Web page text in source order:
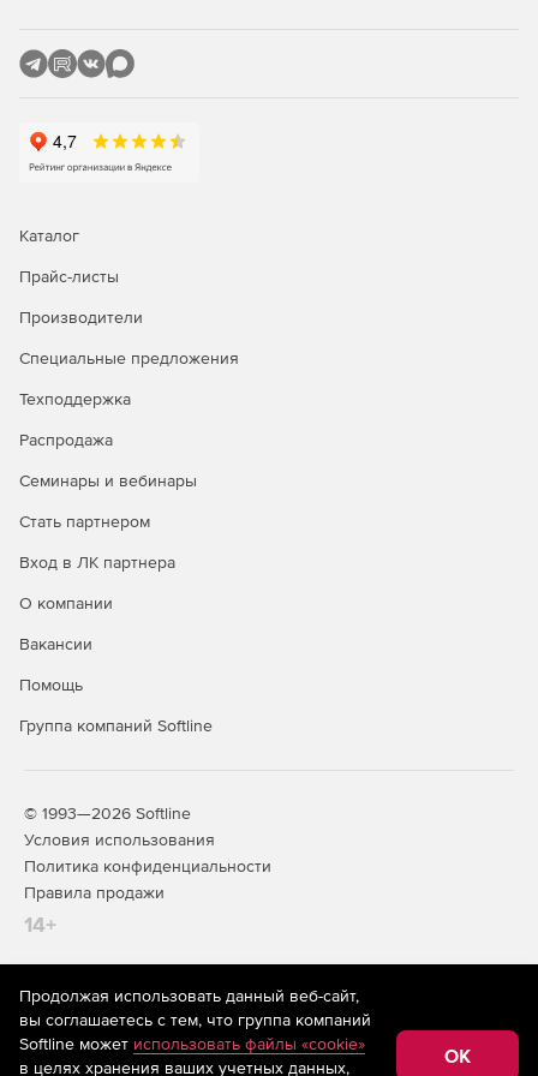
течения в соответствии со справочником Идельчика и
современными методами расчета многофазных течений.
цветового выделения, наглядно показывающего
элементы, ответственные за наибольшие гидравлические
потери.
Каталог
Прайс-листы
Производители
Специальные предложения
Техподдержка
Распродажа
Семинары и вебинары
Стать партнером
Вход в ЛК партнера
О компании
Вакансии
Помощь
Группа компаний Softline
© 1993—2026 Softline
Условия использования
Политика конфиденциальности
Правила продажи
14+
На информационном ресурсе store.softline.ru применяются
рекомендательные технологии(информационные технологии
предоставления информации на основе сбора,
систематизации и анализа сведений, относящихся к
Продолжая использовать данный веб-сайт,
вы соглашаетесь с тем, что группа компаний
Softline может использовать файлы «cookie»
в целях хранения ваших учетных данных,
OK